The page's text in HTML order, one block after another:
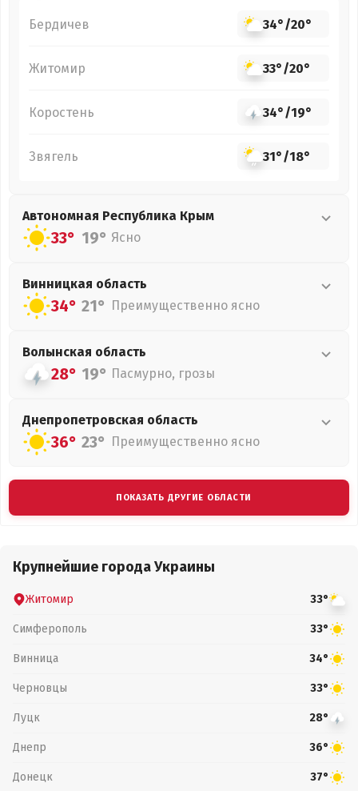
Бердичев 34°/20°
Житомир 33°/20°
Коростень 34°/19°
Звягель 31°/18°
Автономная Республика Крым
33° 19° Ясно
Винницкая область
34° 21° Преимущественно ясно
Волынская область
28° 19° Пасмурно, грозы
Днепропетровская область
36° 23° Преимущественно ясно
ПОКАЗАТЬ ДРУГИЕ ОБЛАСТИ
Крупнейшие города Украины
Житомир 33°
Симферополь 33°
Винница 34°
Черновцы 33°
Луцк 28°
Днепр 36°
Донецк 37°